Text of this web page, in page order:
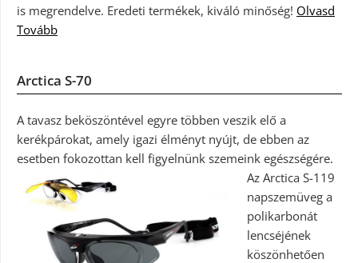
is megrendelve. Eredeti termékek, kiváló minőség! Olvasd
Tovább
Arctica S-70
A tavasz beköszöntével egyre többen veszik elő a
kerékpárokat, amely igazi élményt nyújt, de ebben az
esetben fokozottan kell figyelnünk szemeink egészségére.
Az Arctica S-119
napszemüveg a
polikarbonát
lencséjének
köszönhetően